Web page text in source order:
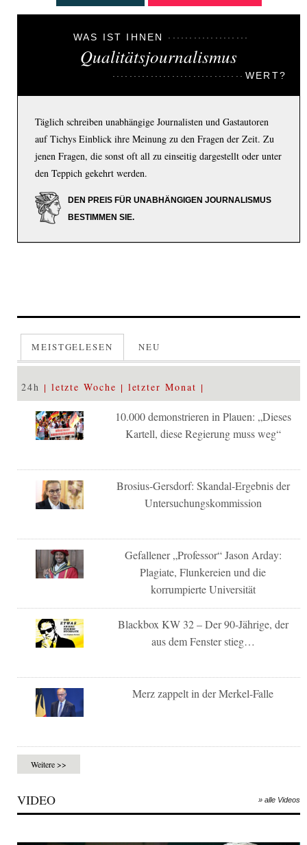
WAS IST IHNEN
Qualitätsjournalismus
WERT?
Täglich schreiben unabhängige Journalisten und Gastautoren
auf Tichys Einblick ihre Meinung zu den Fragen der Zeit. Zu
jenen Fragen, die sonst oft all zu einseitig dargestellt oder unter
den Teppich gekehrt werden.
DEN PREIS FÜR UNABHÄNGIGEN JOURNALISMUS
BESTIMMEN SIE.
MEISTGELESEN NEU
24h letzte Woche letzter Monat
10.000 demonstrieren in Plauen: „Dieses
Kartell, diese Regierung muss weg“
Brosius-Gersdorf: Skandal-Ergebnis der
Untersuchungskommission
Gefallener „Professor“ Jason Arday:
Plagiate, Flunkereien und die
korrumpierte Universität
Blackbox KW 32 – Der 90-Jährige, der
aus dem Fenster stieg…
Merz zappelt in der Merkel-Falle
Weitere >>
VIDEO » alle Videos